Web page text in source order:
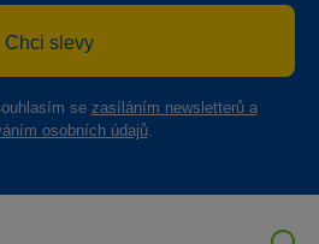
Chci slevy
se zasíláním newsletterů a
osobních údajů.